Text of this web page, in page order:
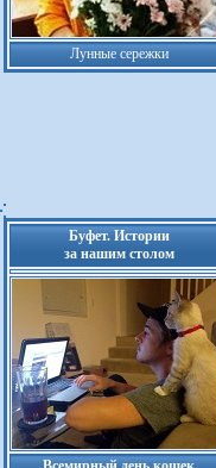
Лунные сережки
Буфет. Истории
за нашим столом